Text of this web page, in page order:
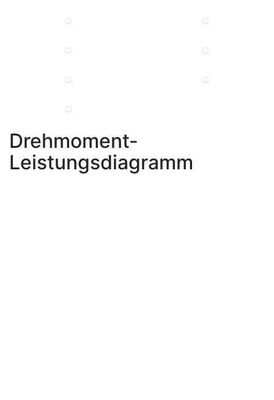
Drehmoment-
Leistungsdiagramm